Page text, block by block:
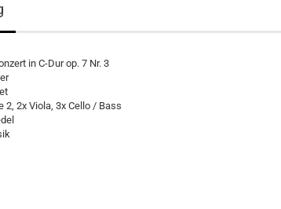
in C-Dur op. 7 Nr. 3
2, 2x Viola, 3x Cello / Bass